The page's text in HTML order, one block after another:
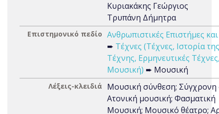
Κυριακάκης Γεώργιος
Τρυπάνη Δήμητρα
Επιστημονικό πεδίο Ανθρωπιστικές Επιστήμες
➨ Τέχνες (Τέχνες, Ιστορία της
Τέχνης, Ερμηνευτικές
Μουσική) ➨ Μουσική
Λέξεις-κλειδιά
Μουσική σύνθεση; Σύγχρονη
Ατονική μουσική; Φασματική
Μουσική; Μουσικό θέατρο;